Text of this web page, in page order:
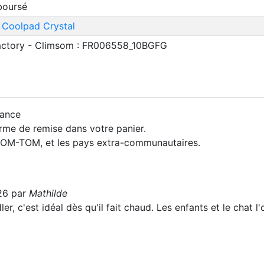
Crystal
- Climsom : FR006558_10BGFG
de remise dans votre panier.
TOM, et les pays extra-communautaires.
par Mathilde
c'est idéal dès qu'il fait chaud. Les enfants et le chat